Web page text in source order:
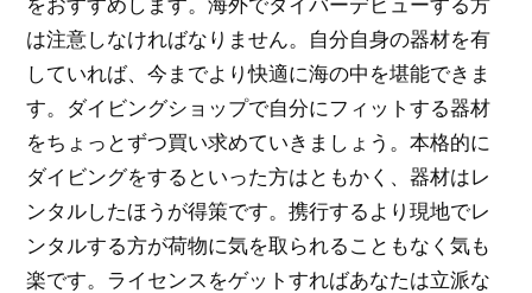
は注意しなければなりません。自分自身の器材を有
していれば、今までより快適に海の中を堪能できま
す。ダイビングショップで自分にフィットする器材
をちょっとずつ買い求めていきましょう。本格的に
ダイビングをするといった方はともかく、器材はレ
ンタルしたほうが得策です。携行するより現地でレ
ンタルする方が荷物に気を取られることもなく気も
楽です。ライセンスをゲットすればあなたは立派な